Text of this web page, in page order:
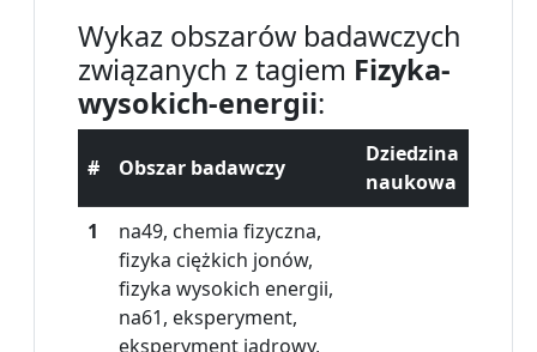
Wykaz obszarów badawczych
związanych z tagiem Fizyka-
wysokich-energii:
# Obszar badawczy
Dziedzina
naukowa
1
na49, chemia fizyczna,
fizyka ciężkich jonów,
fizyka wysokich energii,
na61, eksperyment,
eksperyment jądrowy,